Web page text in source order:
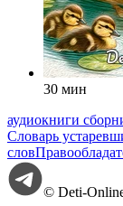
30 мин
аудиокниги
Словарь
слов
© Deti-